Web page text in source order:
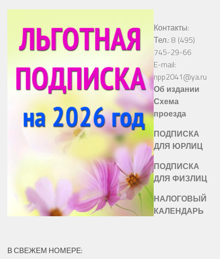
Контакты:
Тел.: 8 (495)
745-29-66
E-mail:
npp2041@ya.ru
Об издании
Схема
проезда
ПОДПИСКА
ДЛЯ ЮРЛИЦ
ПОДПИСКА
ДЛЯ ФИЗЛИЦ
НАЛОГОВЫЙ
КАЛЕНДАРЬ
В СВЕЖЕМ НОМЕРЕ: